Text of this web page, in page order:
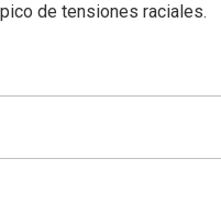
de tensiones raciales.